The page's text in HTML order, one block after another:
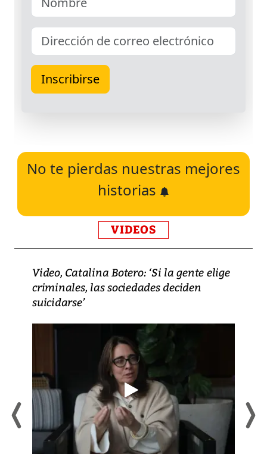
No te pierdas nuestras mejores
historias
VIDEOS
Video, Catalina Botero: ‘Si la gente elige
criminales, las sociedades deciden
suicidarse’